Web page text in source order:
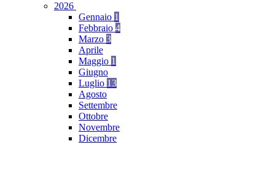
2026
Gennaio 1
Febbraio 4
Marzo 3
Aprile
Maggio 1
Giugno
Luglio 13
Agosto
Settembre
Ottobre
Novembre
Dicembre